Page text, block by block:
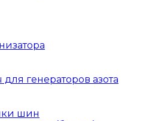
генераторов азота
шин